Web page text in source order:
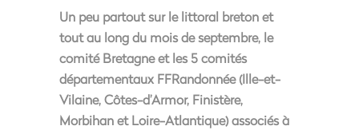
Un peu partout sur le littoral breton et
tout au long du mois de septembre, le
comité Bretagne et les 5 comités
départementaux FFRandonnée (Ille-et-
Vilaine, Côtes-d’Armor, Finistère,
Morbihan et Loire-Atlantique) associés à